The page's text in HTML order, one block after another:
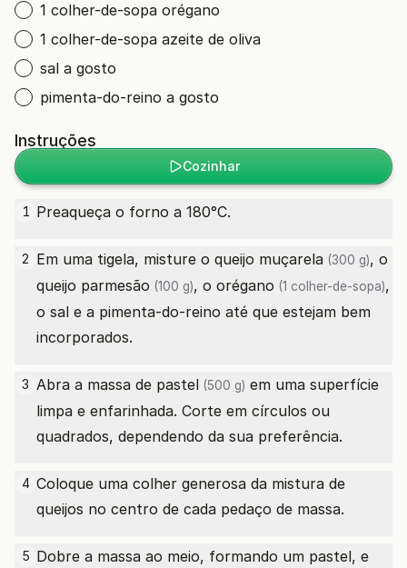
1 colher-de-sopa orégano
1 colher-de-sopa azeite de oliva
sal a gosto
pimenta-do-reino a gosto
Instruções
Cozinhar
1 Preaqueça o forno a 180°C.
2 Em uma tigela, misture o queijo muçarela (300 g), o
queijo parmesão (100 g), o orégano (1 colher-de-sopa),
o sal e a pimenta-do-reino até que estejam bem
incorporados.
3 Abra a massa de pastel (500 g) em uma superfície
limpa e enfarinhada. Corte em círculos ou
quadrados, dependendo da sua preferência.
4 Coloque uma colher generosa da mistura de
queijos no centro de cada pedaço de massa.
5 Dobre a massa ao meio, formando um pastel, e